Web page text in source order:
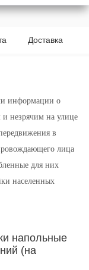
Доставка
информации о
незрячим на улице
в
лица
для них
населенных
напольные
(на